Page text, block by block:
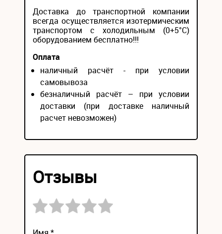
Доставка до транспортной компании
всегда осуществляется изотермическим
транспортом с холодильным (0+5°С)
оборудованием бесплатно!!!
Оплата
наличный расчёт - при условии
самовывоза
безналичный расчёт – при условии
доставки (при доставке наличный
расчет невозможен)
Отзывы